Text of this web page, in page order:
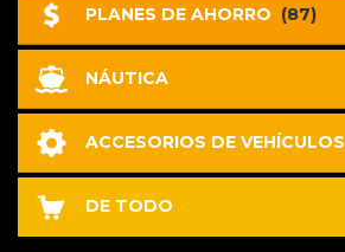
PLANES DE AHORRO (87)
NÁUTICA
ACCESORIOS DE VEHÍCULOS
DE TODO